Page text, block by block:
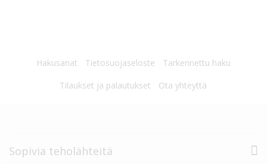
Hakusanat Tietosuojaseloste
Tarkennettu haku
Tilaukset ja palautukset
Ota yhteyttä
Sopivia teholähteitä